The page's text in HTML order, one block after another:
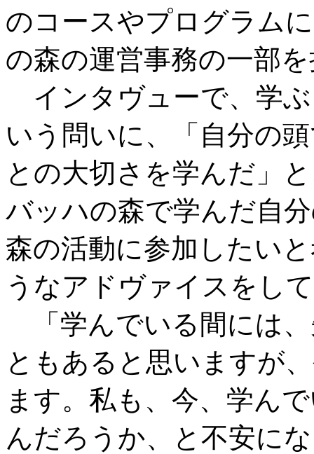
のコースやプログラム
の森の運営事務の一部
インタヴューで、学
いう問いに、「自分の
との大切さを学んだ」
バッハの森で学んだ自
森の活動に参加したい
うなアドヴァイスをし
「学んでいる間には
ともあると思いますが
ます。私も、今、学ん
んだろうか、と不安に